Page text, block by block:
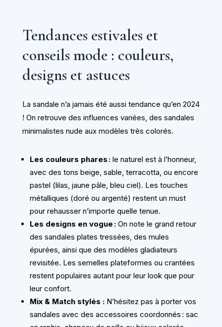
Tendances estivales et
conseils mode : couleurs,
designs et astuces
La sandale n’a jamais été aussi tendance qu’en 2024
! On retrouve des influences variées, des sandales
minimalistes nude aux modèles très colorés.
Les couleurs phares :le naturel est à l’honneur,
avec des tons beige, sable, terracotta, ou encore
pastel (lilas, jaune pâle, bleu ciel). Les touches
métalliques (doré ou argenté) restent un must
pour rehausser n’importe quelle tenue.
Les designs en vogue :On note le grand retour
des sandales plates tressées, des mules
épurées, ainsi que des modèles gladiateurs
revisitée. Les semelles plateformes ou crantées
restent populaires autant pour leur look que pour
leur confort.
Mix & Match stylés :N’hésitez pas à porter vos
sandales avec des accessoires coordonnés : sac